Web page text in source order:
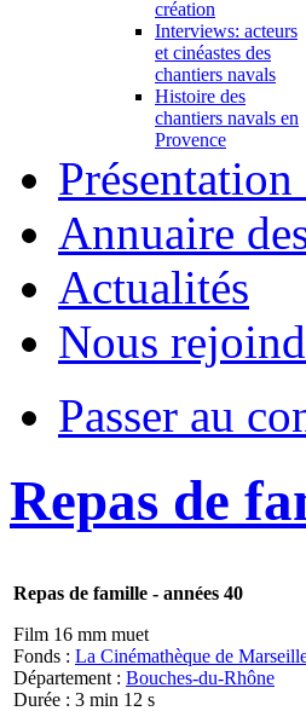
création
Interviews: acteurs
et cinéastes des
chantiers navals
Histoire des
chantiers navals en
Provence
Annuaire
Actualités
Nous
Passer au
Repas de
Repas de famille - années 40
Film 16 mm muet
Fonds : La Cinémathèque de
Département : Bouches-du-Rhône
Durée : 3 min 12 s